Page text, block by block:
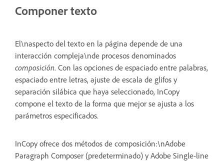
Componer texto
El\naspecto del texto en la página depende de una
interacción compleja\nde procesos denominados
composición. Con las opciones de espaciado entre palabras,
espaciado entre letras, ajuste de escala de glifos y
separación silábica que haya seleccionado, InCopy
compone el texto de la forma que mejor se ajusta a los
parámetros especificados.
InCopy ofrece dos métodos de composición:\nAdobe
Paragraph Composer (predeterminado) y Adobe Single-line